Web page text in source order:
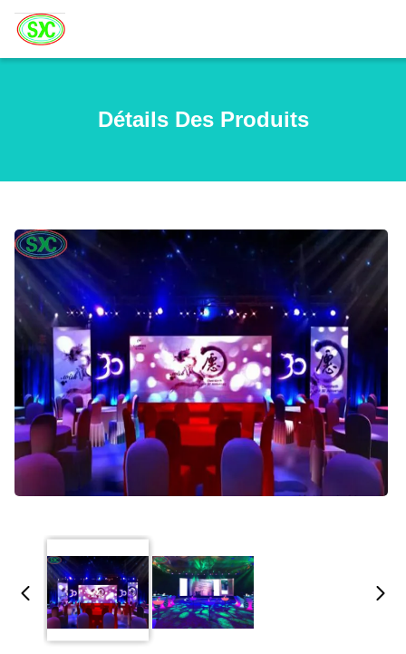
Détails Des Produits